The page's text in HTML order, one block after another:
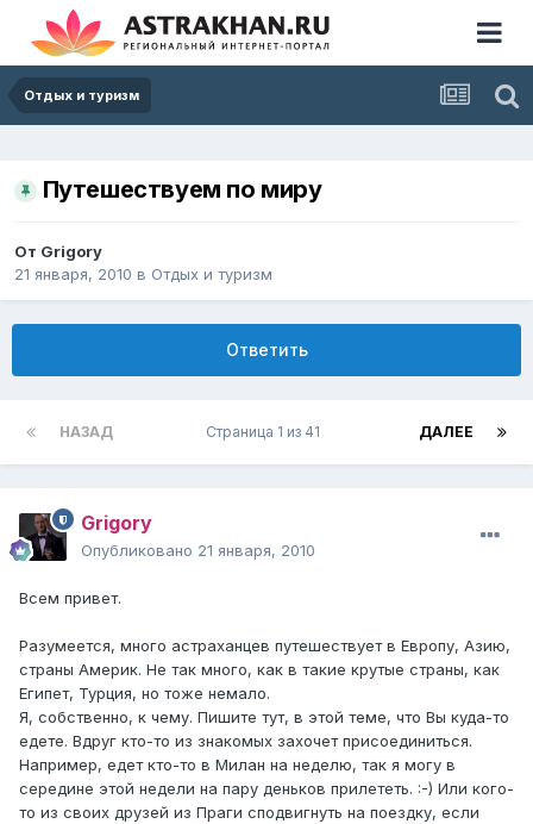
Отдых и туризм
Путешествуем по миру
От Grigory
21 января, 2010 в Отдых и туризм
Ответить
НАЗАД ДАЛЕЕ
Страница 1 из 41
Grigory
Опубликовано 21 января, 2010
Всем привет.
Разумеется, много астраханцев путешествует в Европу, Азию,
страны Америк. Не так много, как в такие крутые страны, как
Египет, Турция, но тоже немало.
Я, собственно, к чему. Пишите тут, в этой теме, что Вы куда-то
едете. Вдруг кто-то из знакомых захочет присоединиться.
Например, едет кто-то в Милан на неделю, так я могу в
середине этой недели на пару деньков прилететь. :-) Или кого-
то из своих друзей из Праги сподвигнуть на поездку, если